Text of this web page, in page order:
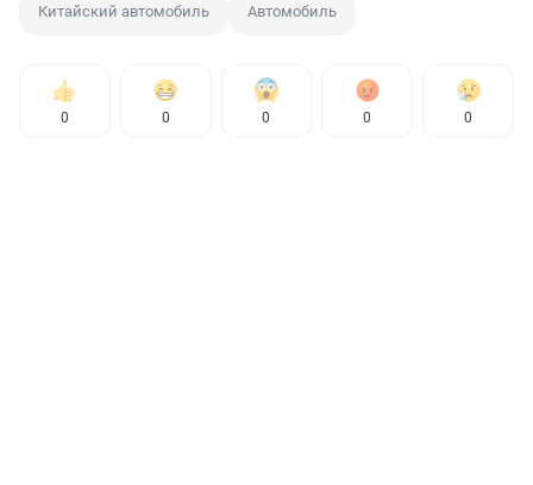
Китайский автомобиль Автомобиль
0 0 0 0 0